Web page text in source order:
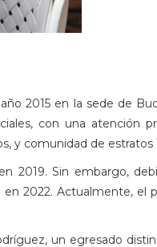
2015 en la sede de
con una atención
y comunidad de estratos
2019. Sin embargo,
2022. Actualmente, el
un egresado